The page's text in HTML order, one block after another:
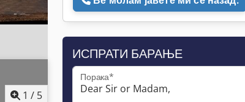
1 / 5
ИСПРАТИ БАРАЊЕ
Порака*